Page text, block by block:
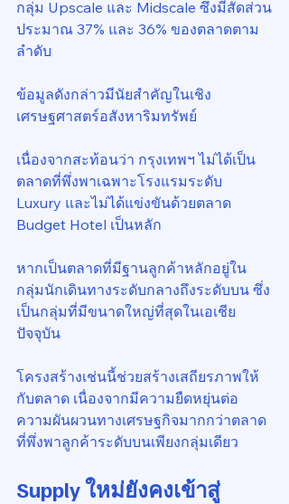
กลุ่ม Upscale และ Midscale ซึ่งมีสัดส่วน
ประมาณ 37% และ 36% ของตลาดตาม
ลำดับ
ข้อมูลดังกล่าวมีนัยสำคัญในเชิง
เศรษฐศาสตร์อสังหาริมทรัพย์
เนื่องจากสะท้อนว่า กรุงเทพฯ ไม่ได้เป็น
ตลาดที่พึ่งพาเฉพาะโรงแรมระดับ
Luxury และไม่ได้แข่งขันด้วยตลาด
Budget Hotel เป็นหลัก
หากเป็นตลาดที่มีฐานลูกค้าหลักอยู่ใน
กลุ่มนักเดินทางระดับกลางถึงระดับบน ซึ่ง
เป็นกลุ่มที่มีขนาดใหญ่ที่สุดในเอเชีย
ปัจจุบัน
โครงสร้างเช่นนี้ช่วยสร้างเสถียรภาพให้
กับตลาด เนื่องจากมีความยืดหยุ่นต่อ
ความผันผวนทางเศรษฐกิจมากกว่าตลาด
ที่พึ่งพาลูกค้าระดับบนเพียงกลุ่มเดียว
Supply ใหม่ยังคงเข้าสู่